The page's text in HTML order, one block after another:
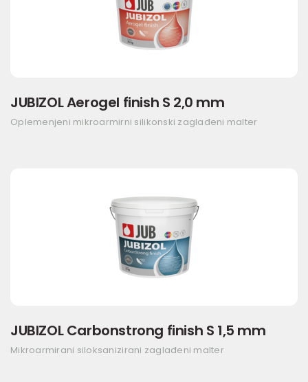
JUBIZOL Aerogel finish S 2,0 mm
Oplemenjeni mikroarmirni silikonski zaglađeni malter
JUBIZOL Carbonstrong finish S 1,5 mm
Mikroarmirani siloksanizirani zaglađeni malter